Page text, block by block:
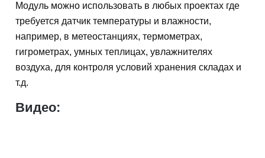
Модуль можно использовать в любых проектах где
требуется датчик температуры и влажности,
например, в метеостанциях, термометрах,
гигрометрах, умных теплицах, увлажнителях
воздуха, для контроля условий хранения складах и
т.д.
Видео: